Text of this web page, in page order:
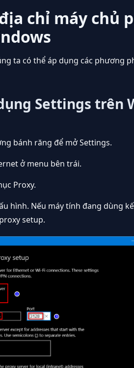
chỉ máy chủ
ta có thể áp dụng các phương
Settings trên
bánh răng để mở Settings.
ở menu bên trái.
Proxy.
hình. Nếu máy tính đang dùng
setup.